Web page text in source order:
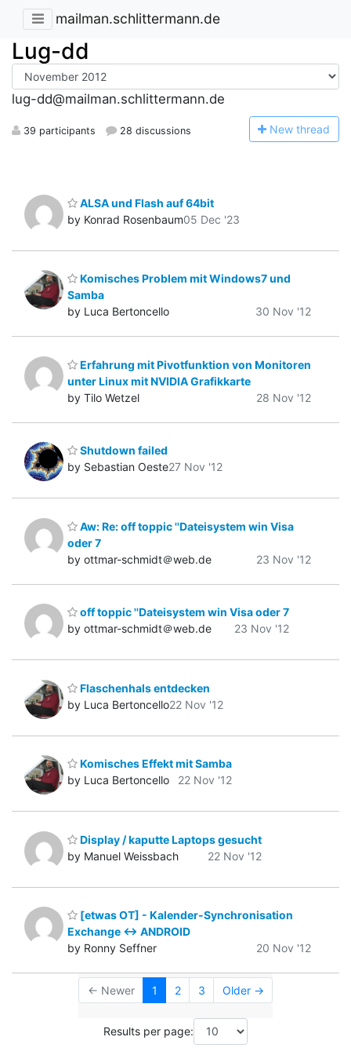
mailman.schlittermann.de
Lug-dd
lug-dd@mailman.schlittermann.de
39 participants 28 discussions New thread
ALSA und Flash auf 64bit
by Konrad Rosenbaum05 Dec '23
Komisches Problem mit Windows7 und
Samba
by Luca Bertoncello
30 Nov '12
Erfahrung mit Pivotfunktion von Monitoren
unter Linux mit NVIDIA Grafikkarte
by Tilo Wetzel
28 Nov '12
Shutdown failed
by Sebastian Oeste27 Nov '12
Aw: Re: off toppic ''Dateisystem win Visa
oder 7
by ottmar-schmidt＠web.de
23 Nov '12
off toppic ''Dateisystem win Visa oder 7
by ottmar-schmidt＠web.de
23 Nov '12
Flaschenhals entdecken
by Luca Bertoncello22 Nov '12
Komisches Effekt mit Samba
by Luca Bertoncello
22 Nov '12
Display / kaputte Laptops gesucht
by Manuel Weissbach
22 Nov '12
[etwas OT] - Kalender-Synchronisation
Exchange <-> ANDROID
by Ronny Seffner
20 Nov '12
← Newer 1 2 3 Older →
Results per page: